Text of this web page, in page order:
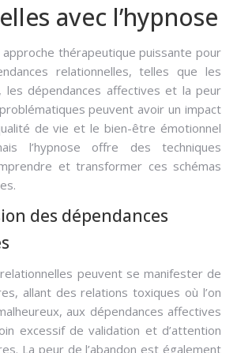
avec l’hypnose
approche thérapeutique puissante pour
relationnelles, telles que les
les dépendances affectives et la peur
problématiques peuvent avoir un impact
de vie et le bien-être émotionnel
l’hypnose offre des techniques
et transformer ces schémas
des dépendances
peuvent se manifester de
allant des relations toxiques où l’on
aux dépendances affectives
excessif de validation et d’attention
La peur de l’abandon est également